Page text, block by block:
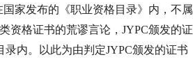
家发布的《职业资格目录》内，不属
资格证书的荒谬言论，JYPC颁发的证
内。以此为由判定JYPC颁发的证书